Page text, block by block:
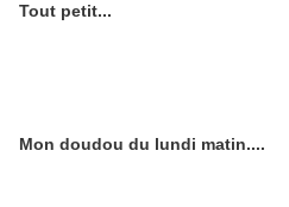
Tout petit...
Mon doudou du lundi matin....